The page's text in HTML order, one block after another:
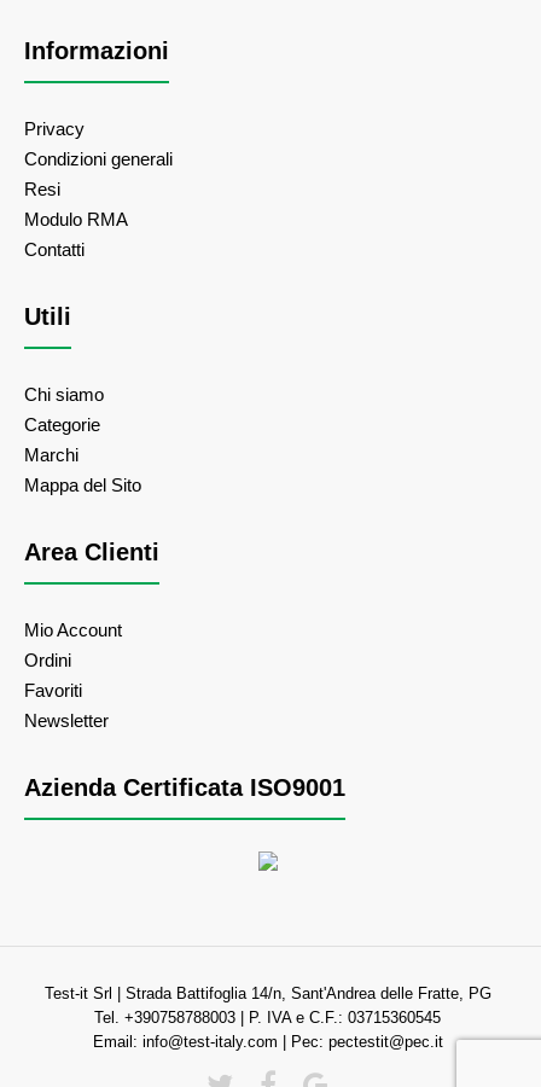
Informazioni
Privacy
Condizioni generali
Resi
Modulo RMA
Contatti
Utili
Chi siamo
Categorie
Marchi
Mappa del Sito
Area Clienti
Mio Account
Ordini
Favoriti
Newsletter
Azienda Certificata ISO9001
Test-it Srl | Strada Battifoglia 14/n, Sant'Andrea delle Fratte, PG
Tel. +390758788003 | P. IVA e C.F.: 03715360545
Email: info@test-italy.com | Pec: pectestit@pec.it